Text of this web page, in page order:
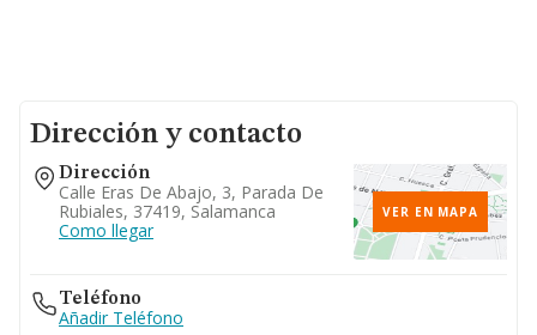
Dirección y contacto
Dirección
Calle Eras De Abajo, 3, Parada De
Rubiales, 37419, Salamanca
Como llegar
VER EN MAPA
Teléfono
Añadir Teléfono